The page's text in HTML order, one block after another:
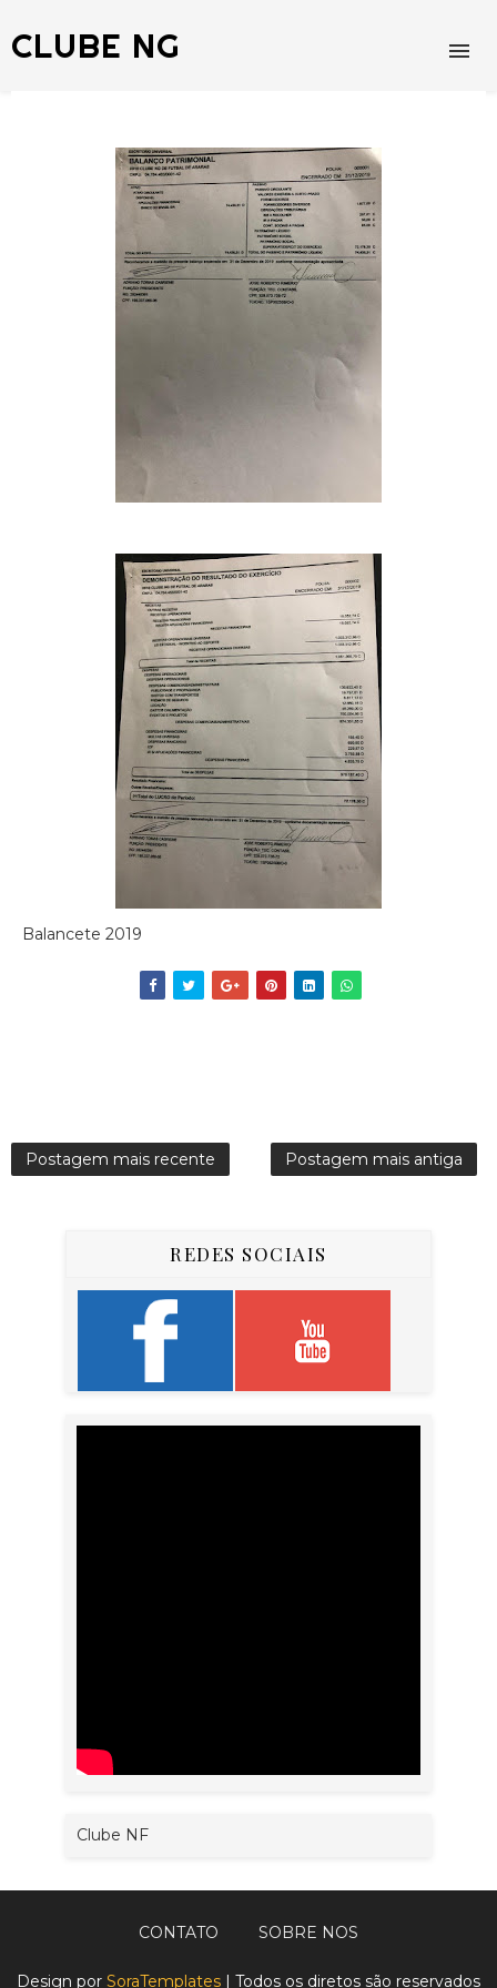
CLUBE NG
Balancete 2019
Postagem mais recente Postagem mais antiga
REDES SOCIAIS
Clube NF
CONTATO SOBRE NOS
Design por SoraTemplates | Todos os diretos são reservados